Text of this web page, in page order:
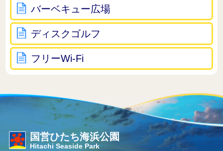
バーベキュー広場
ディスクゴルフ
フリーWi-Fi
国営ひたち海浜公園
Hitachi Seaside Park